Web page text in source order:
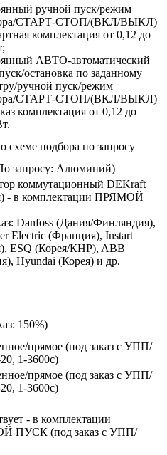
ручной пуск/режим
СТАРТ-СТОП/(ВКЛ/ВЫКЛ)
комплектация от 0,12 до
АВТО-автоматический
остановка по заданному
ручной пуск/режим
СТАРТ-СТОП/(ВКЛ/ВЫКЛ)
комплектация от 0,12 до
схеме подбора по запросу
запросу: Алюминий)
коммутационный DEKraft
- в комплектации ПРЯМОЙ
Danfoss (Дания/Финляндия),
Electric (Франция), Instart
ESQ (Корея/КНР), ABB
Hyundai (Корея) и др.
150%)
прямое (под заказ с УПП/
1-3600с)
прямое (под заказ с УПП/
1-3600с)
- в комплектации
ПУСК (под заказ с УПП/